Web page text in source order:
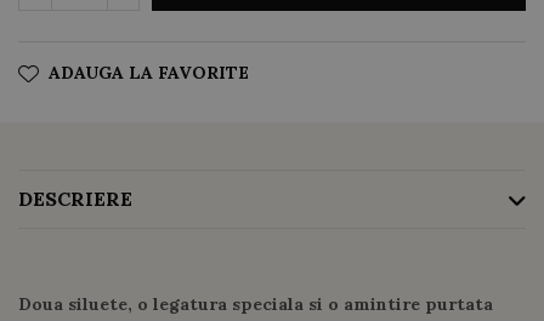
ADAUGA LA FAVORITE
DESCRIERE
Doua siluete, o legatura speciala si o amintire purtata